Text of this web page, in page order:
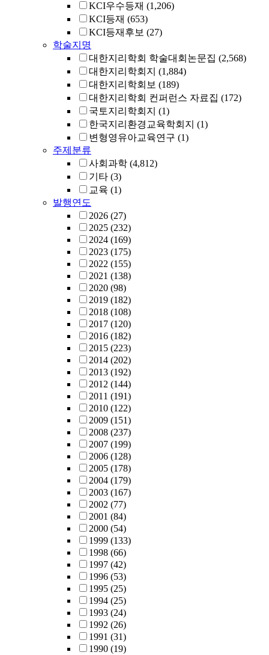
KCI우수등재 (1,206)
KCI등재 (653)
KCI등재후보 (27)
학술지명
대한지리학회 학술대회논문집 (2,568)
대한지리학회지 (1,884)
대한지리학회보 (189)
대한지리학회 컨퍼런스 자료집 (172)
국토지리학회지 (1)
한국지리환경교육학회지 (1)
변형영유아교육연구 (1)
주제분류
사회과학 (4,812)
기타 (3)
교육 (1)
발행연도
2026 (27)
2025 (232)
2024 (169)
2023 (175)
2022 (155)
2021 (138)
2020 (98)
2019 (182)
2018 (108)
2017 (120)
2016 (182)
2015 (223)
2014 (202)
2013 (192)
2012 (144)
2011 (191)
2010 (122)
2009 (151)
2008 (237)
2007 (199)
2006 (128)
2005 (178)
2004 (179)
2003 (167)
2002 (77)
2001 (84)
2000 (54)
1999 (133)
1998 (66)
1997 (42)
1996 (53)
1995 (25)
1994 (25)
1993 (24)
1992 (26)
1991 (31)
1990 (19)